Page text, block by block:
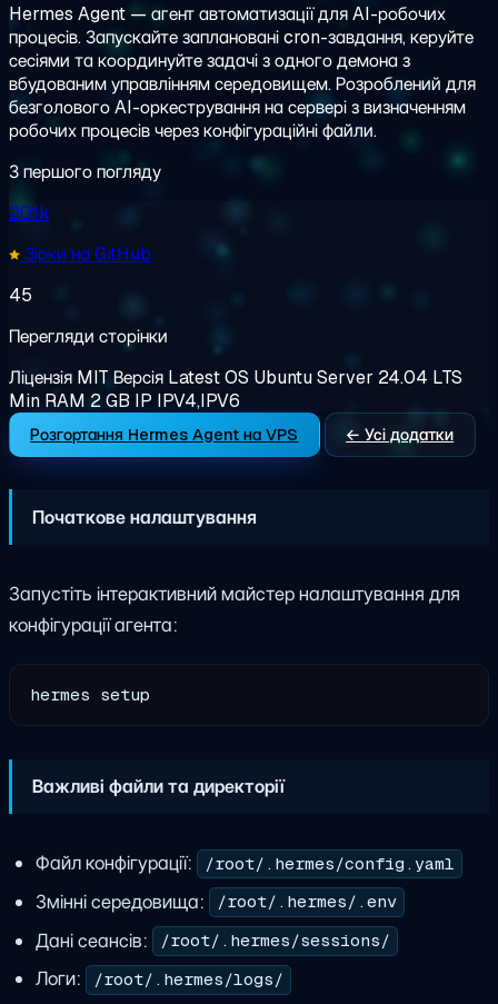
Hermes Agent — агент автоматизації для AI-робочих
процесів. Запускайте заплановані cron-завдання, керуйте
сесіями та координуйте задачі з одного демона з
вбудованим управлінням середовищем. Розроблений для
безголового AI-оркестрування на сервері з визначенням
робочих процесів через конфігураційні файли.
З першого погляду
201k
Зірки на GitHub
45
Перегляди сторінки
Ліцензія MITВерсія LatestOS Ubuntu Server 24.04 LTS
Min RAM 2 GB IP IPV4,IPV6
Розгортання Hermes Agent на VPS ← Усі додатки
Початкове налаштування
Запустіть інтерактивний майстер налаштування для
конфігурації агента:
Важливі файли та директорії
Файл конфігурації: /root/.hermes/config.yaml
Змінні середовища: /root/.hermes/.env
Дані сеансів: /root/.hermes/sessions/
Логи: /root/.hermes/logs/